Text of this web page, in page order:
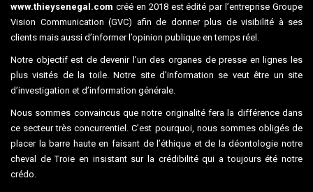
www.thieysenegal.com créé en 2018 est édité par l’entreprise Groupe
Vision Communication (GVC) afin de donner plus de visibilité à ses
clients mais aussi d’informer l’opinion publique en temps réel.
Notre objectif est de devenir l’un des organes de presse en lignes les
plus visités de la toile. Notre site d’information se veut être un site
d’investigation et d’information générale.
Nous sommes convaincus que notre originalité fera la différence dans
ce secteur très concurrentiel. C’est pourquoi, nous sommes obligés de
placer la barre haute en faisant de l’éthique et de la déontologie notre
cheval de Troie en insistant sur la crédibilité qui a toujours été notre
crédo.